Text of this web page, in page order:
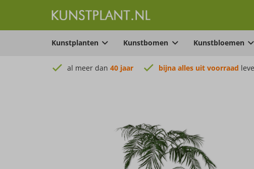
Kunstplanten Kunstbomen Kunstbloemen
al meer dan 40 jaar bijna alles uit voorraad